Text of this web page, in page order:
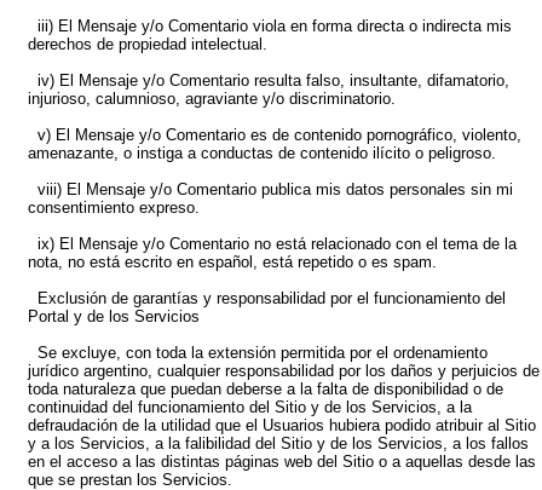
iii) El Mensaje y/o Comentario viola en forma directa o indirecta mis
derechos de propiedad intelectual.
iv) El Mensaje y/o Comentario resulta falso, insultante, difamatorio,
injurioso, calumnioso, agraviante y/o discriminatorio.
v) El Mensaje y/o Comentario es de contenido pornográfico, violento,
amenazante, o instiga a conductas de contenido ilícito o peligroso.
viii) El Mensaje y/o Comentario publica mis datos personales sin mi
consentimiento expreso.
ix) El Mensaje y/o Comentario no está relacionado con el tema de la
nota, no está escrito en español, está repetido o es spam.
Exclusión de garantías y responsabilidad por el funcionamiento del
Portal y de los Servicios
Se excluye, con toda la extensión permitida por el ordenamiento
jurídico argentino, cualquier responsabilidad por los daños y perjuicios de
toda naturaleza que puedan deberse a la falta de disponibilidad o de
continuidad del funcionamiento del Sitio y de los Servicios, a la
defraudación de la utilidad que el Usuarios hubiera podido atribuir al Sitio
y a los Servicios, a la falibilidad del Sitio y de los Servicios, a los fallos
en el acceso a las distintas páginas web del Sitio o a aquellas desde las
que se prestan los Servicios.